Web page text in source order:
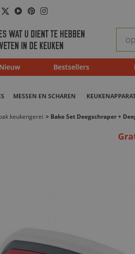
Twitter
Youtube
Pinterest
Instagram
WAT U DIENT TE HEBBEN
IN DE KEUKEN
zoeken
Nieuw Bestsellers
MESSEN EN SCHAREN
keukengerei > Bake Set Deegschraper +